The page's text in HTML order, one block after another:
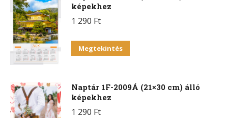
képekhez
1 290 Ft
Megtekintés
Naptár 1F-2009Á (21×30 cm) álló
képekhez
1 290 Ft